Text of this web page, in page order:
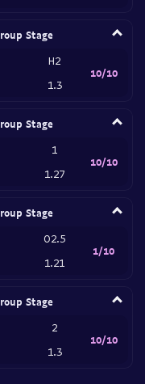
Stage
H2
1.3
10/10
Stage
1
1.27
10/10
Stage
O2.5
1.21
1/10
Stage
2
1.3
10/10